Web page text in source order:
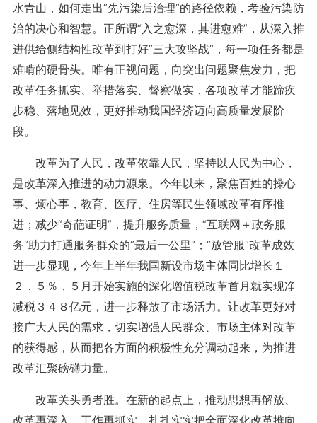
水青山，如何走出“先污染后治理”的路径依赖，考验污染防
治的决心和智慧。正所谓“入之愈深，其进愈难”，从深入推
进供给侧结构性改革到打好“三大攻坚战”，每一项任务都是
难啃的硬骨头。唯有正视问题，向突出问题聚焦发力，把
改革任务抓实、举措落实、督察做实，各项改革才能蹄疾
步稳、落地见效，更好推动我国经济迈向高质量发展阶
段。
改革为了人民，改革依靠人民，坚持以人民为中心，
是改革深入推进的动力源泉。今年以来，聚焦百姓的操心
事、烦心事，教育、医疗、住房等民生领域改革有序推
进；减少“奇葩证明”，提升服务质量，“互联网＋政务服
务”助力打通服务群众的“最后一公里”；“放管服”改革成效
进一步显现，今年上半年我国新设市场主体同比增长１
２．５％，５月开始实施的深化增值税改革首月就实现净
减税３４８亿元，进一步释放了市场活力。让改革更好对
接广大人民的需求，切实增强人民群众、市场主体对改革
的获得感，从而把各方面的积极性充分调动起来，为推进
改革汇聚磅礴力量。
改革关头勇者胜。在新的起点上，推动思想再解放、
改革再深入、工作再抓实，扎扎实实把全面深化改革推向